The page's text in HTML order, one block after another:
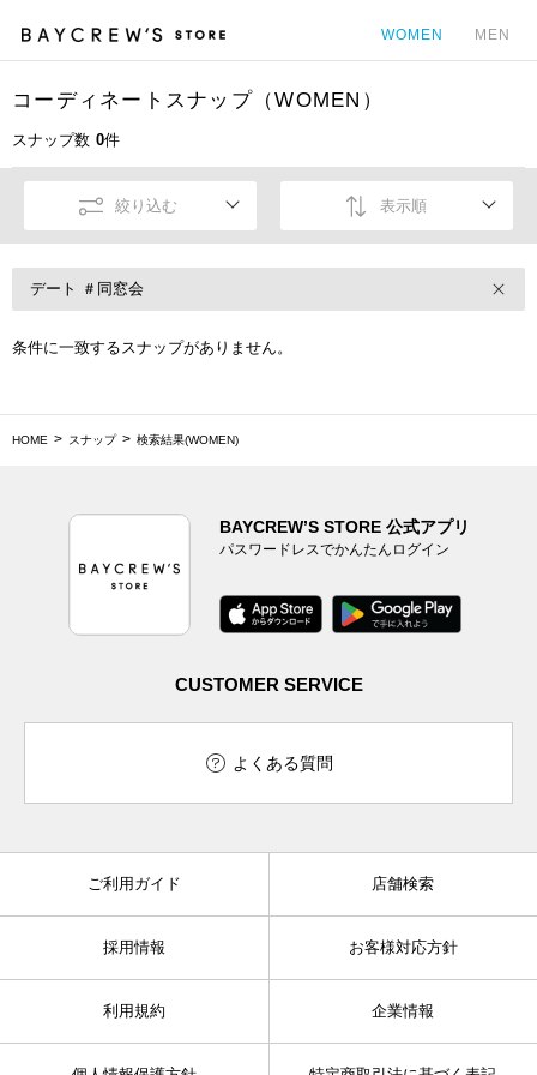
WOMEN MEN
コーディネートスナップ（WOMEN）
スナップ数 0件
絞り込む 表示順
デート ＃同窓会
条件に一致するスナップがありません。
HOME スナップ 検索結果(WOMEN)
BAYCREW’S STORE 公式アプリ
パスワードレスでかんたんログイン
CUSTOMER SERVICE
よくある質問
ご利用ガイド 店舗検索
採用情報 お客様対応方針
利用規約 企業情報